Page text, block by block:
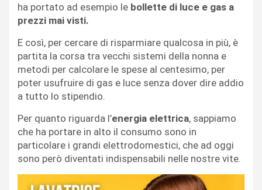
ha portato ad esempio le bollette di luce e gas a
prezzi mai visti.
E così, per cercare di risparmiare qualcosa in più, è
partita la corsa tra vecchi sistemi della nonna e
metodi per calcolare le spese al centesimo, per
poter usufruire di gas e luce senza dover dire addio
a tutto lo stipendio.
Per quanto riguarda l’energia elettrica, sappiamo
che ha portare in alto il consumo sono in
particolare i grandi elettrodomestici, che ad oggi
sono però diventati indispensabili nelle nostre vite.